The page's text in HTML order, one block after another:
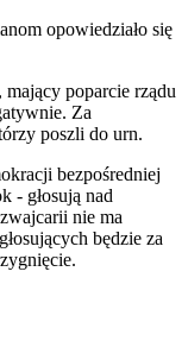
opowiedziało się
poparcie rządu
Za
poszli do urn.
bezpośredniej
- głosują nad
nie ma
będzie za